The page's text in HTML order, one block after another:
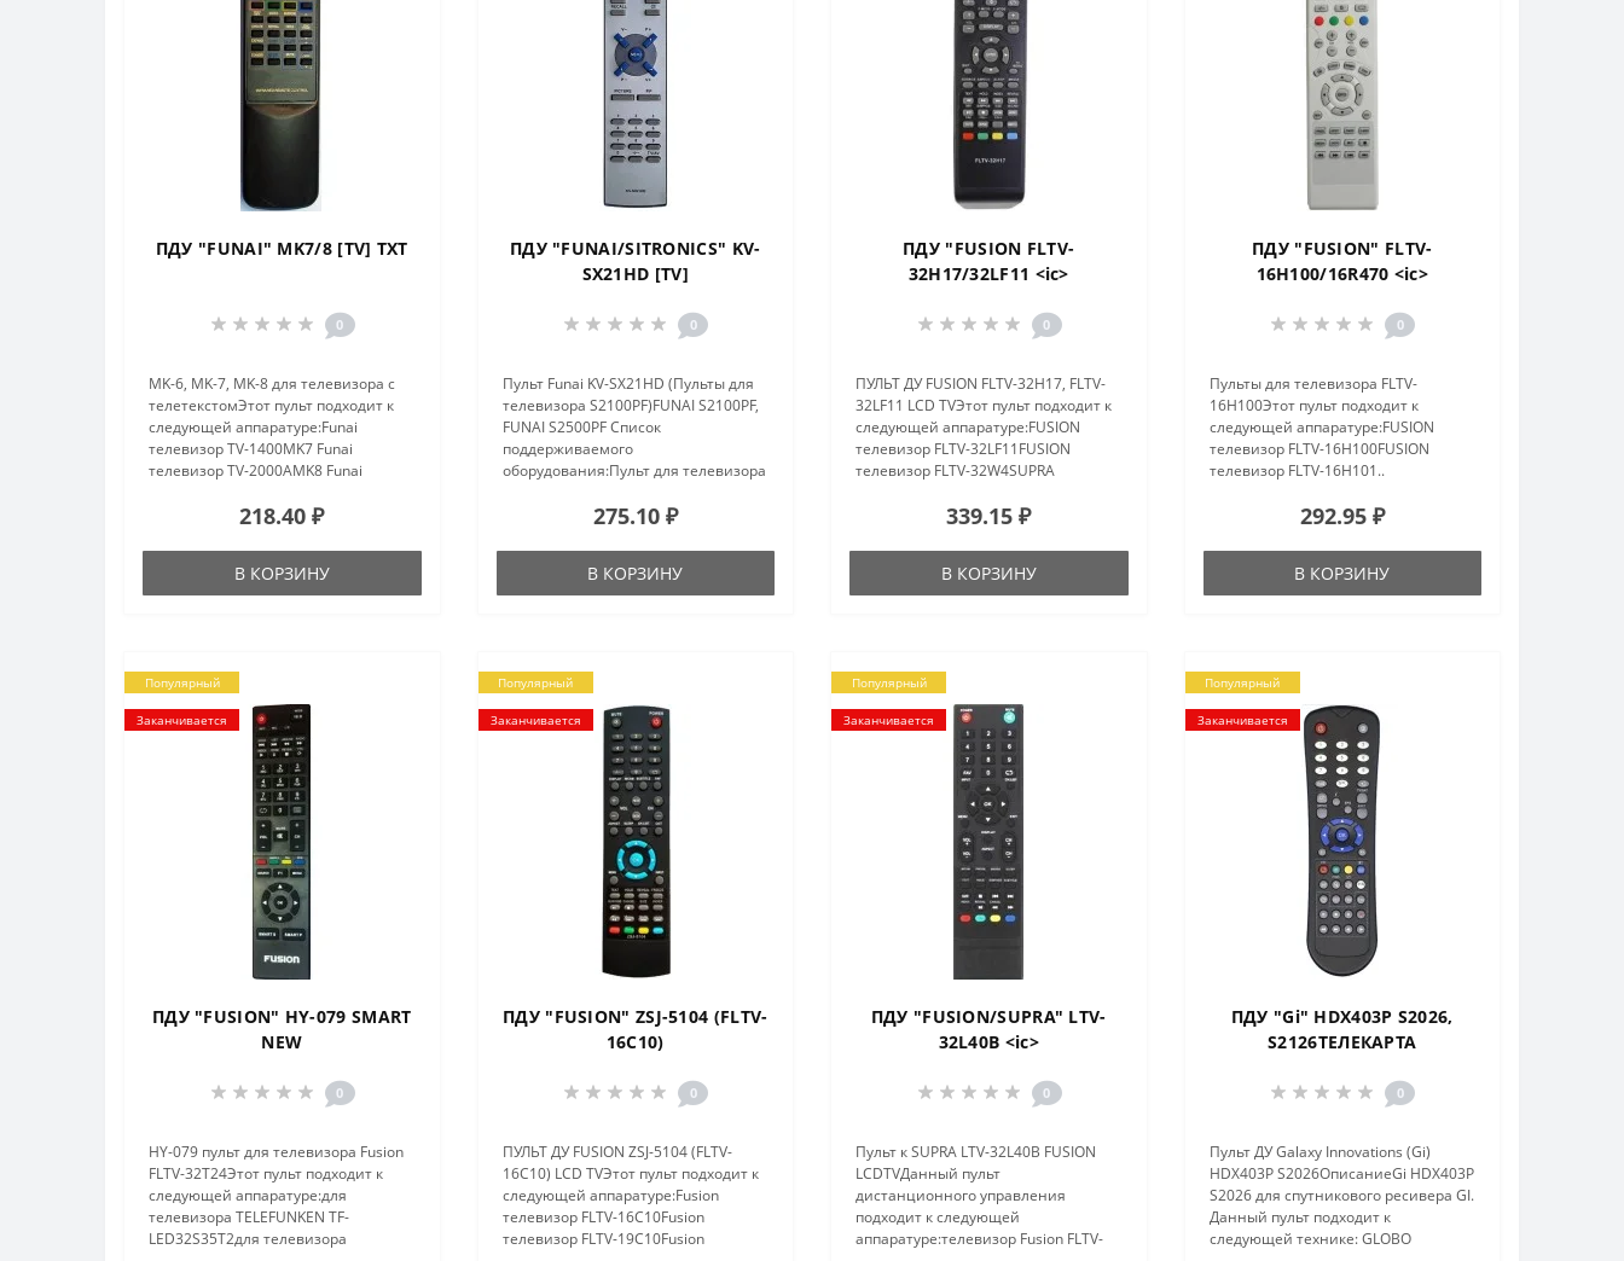
ПДУ "FUNAI" MK7/8 [TV] TXT
0
MK-6, MK-7, MK-8 для телевизора с
телетекстомЭтот пульт подходит к
следующей аппаратуре:Funai
телевизор TV-1400MK7 Funai
телевизор TV-2000AMK8 Funai
телевизор TV-2000MK7TXTFunai
телевизор TV-2100..
218.40 ₽
В КОРЗИНУ
ПДУ "FUNAI/SITRONICS" KV-
SX21HD [TV]
0
Пульт Funai KV-SX21HD (Пульты для
телевизора S2100PF)FUNAI S2100PF,
FUNAI S2500PF Список
поддерживаемого
оборудования:Пульт для телевизора
S2500PFпульт для телевизора
275.10 ₽
В КОРЗИНУ
ПДУ "FUSION FLTV-
32H17/32LF11 <ic>
0
ПУЛЬТ ДУ FUSION FLTV-32H17, FLTV-
32LF11 LCD TVЭтот пульт подходит к
следующей аппаратуре:FUSION
телевизор FLTV-32LF11FUSION
телевизор FLTV-32W4SUPRA
телевизор STV-LC2625LFSUPRA
телевизор STV-LC32..
339.15 ₽
В КОРЗИНУ
ПДУ "FUSION" FLTV-
16H100/16R470 <ic>
0
Пульты для телевизора FLTV-
16H100Этот пульт подходит к
следующей аппаратуре:FUSION
телевизор FLTV-16H100FUSION
телевизор FLTV-16H101..
292.95 ₽
В КОРЗИНУ
Популярный
Заканчивается
ПДУ "FUSION" HY-079 SMART
NEW
0
HY-079 пульт для телевизора Fusion
FLTV-32T24Этот пульт подходит к
следующей аппаратуре:для
телевизора TELEFUNKEN TF-
LED32S35T2для телевизора
Популярный
Заканчивается
ПДУ "FUSION" ZSJ-5104 (FLTV-
16C10)
0
ПУЛЬТ ДУ FUSION ZSJ-5104 (FLTV-
16C10) LCD TVЭтот пульт подходит к
следующей аппаратуре:Fusion
телевизор FLTV-16C10Fusion
телевизор FLTV-19C10Fusion
Популярный
Заканчивается
ПДУ "FUSION/SUPRA" LTV-
32L40B <ic>
0
Пульт к SUPRA LTV-32L40B FUSION
LCDTVДанный пульт
дистанционного управления
подходит к следующей
аппаратуре:телевизор Fusion FLTV-
Популярный
Заканчивается
ПДУ "Gi" HDX403P S2026,
S2126ТЕЛЕКАРТА
0
Пульт ДУ Galaxy Innovations (Gi)
HDX403P S2026ОписаниеGi HDX403P
S2026 для спутникового ресивера GI.
Данный пульт подходит к
следующей технике: GLOBO